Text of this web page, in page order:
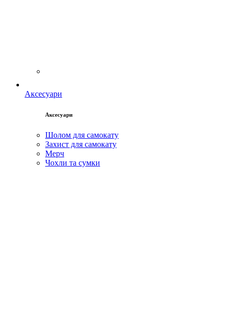
Аксесуари
Аксесуари
Шолом для самокату
Захист для самокату
Мерч
Чохли та сумки